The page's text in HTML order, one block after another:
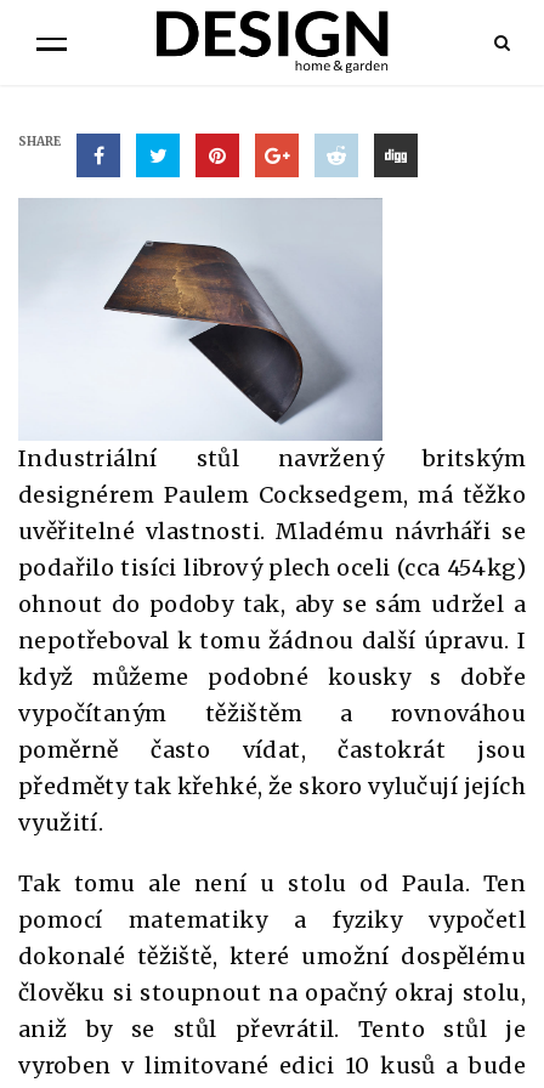
SHARE
Industriální stůl navržený britským
designérem Paulem Cocksedgem, má těžko
uvěřitelné vlastnosti. Mladému návrháři se
podařilo tisíci librový plech oceli (cca 454kg)
ohnout do podoby tak, aby se sám udržel a
nepotřeboval k tomu žádnou další úpravu. I
když můžeme podobné kousky s dobře
vypočítaným těžištěm a rovnováhou
poměrně často vídat, častokrát jsou
předměty tak křehké, že skoro vylučují jejích
využití.
Tak tomu ale není u stolu od Paula. Ten
pomocí matematiky a fyziky vypočetl
dokonalé těžiště, které umožní dospělému
člověku si stoupnout na opačný okraj stolu,
aniž by se stůl převrátil. Tento stůl je
vyroben v limitované edici 10 kusů a bude